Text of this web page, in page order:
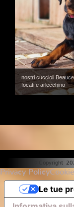
nostri cuccioli
focati e arlecchino
© Copyright
Privacy Policy
Le tue